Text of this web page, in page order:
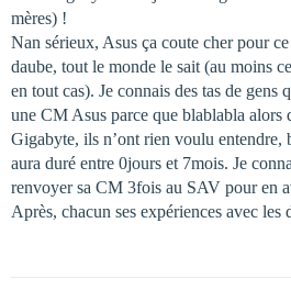
mères) !
Nan sérieux, Asus ça coute cher pour ce
daube, tout le monde le sait (au moins
en tout cas). Je connais des tas de gens
une CM Asus parce que blablabla alors
Gigabyte, ils n’ont rien voulu
aura duré entre 0jours et 7mois. Je
renvoyer sa CM 3fois au SAV pour en
Après, chacun ses expériences avec